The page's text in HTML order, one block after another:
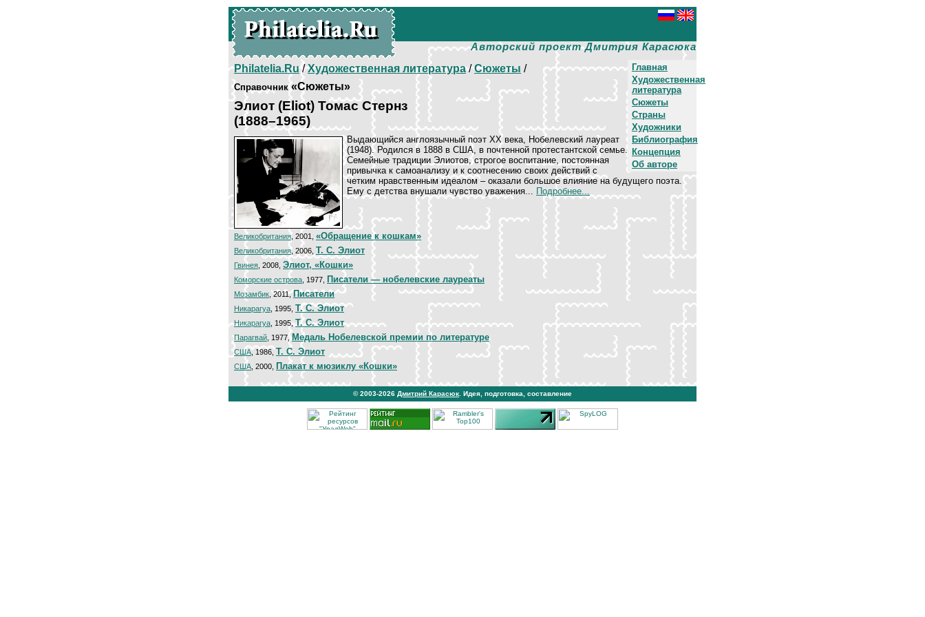
Авторский проект Дмитрия Карасюка
Главная
Художественная
литература
Сюжеты
Страны
Художники
Библиография
Концепция
Об авторе
Philatelia.Ru/Художественная литература/Сюжеты /
Справочник«Сюжеты»
Элиот (Eliot) Томас Стернз
(1888–1965)
Выдающийся англоязычный поэт ХХ века, Нобелевский лауреат
(1948). Родился в 1888 в США, в почтенной протестантской семье.
Семейные традиции Элиотов, строгое воспитание, постоянная
привычка к самоанализу и к соотнесению своих действий с
четким нравственным идеалом – оказали большое влияние на будущего поэта.
Ему с детства внушали чувство уважения... Подробнее...
Великобритания, 2001, «Обращение к кошкам»
Великобритания, 2006, Т. С. Элиот
Гвинея , 2008, Элиот, «Кошки»
Коморские острова , 1977, Писатели — нобелевские лауреаты
Мозамбик , 2011, Писатели
Никарагуа , 1995, Т. С. Элиот
Никарагуа , 1995,Т. С. Элиот
Парагвай , 1977,Медаль Нобелевской премии по литературе
США, 1986,Т. С. Элиот
США , 2000, Плакат к мюзиклу «Кошки»
© 2003-2026 Дмитрий Карасюк . Идея, подготовка, составление